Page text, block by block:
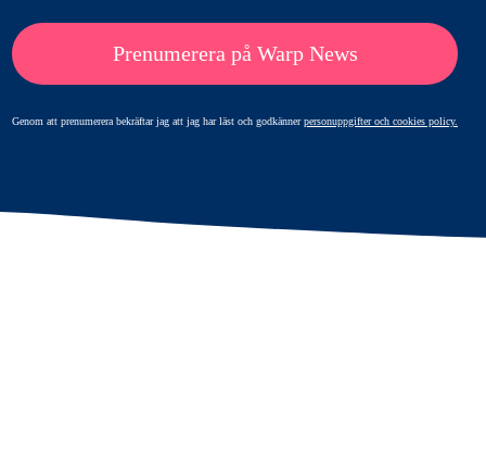
Prenumerera på Warp News
Genom att prenumerera bekräftar jag att jag har läst och godkännerpersonuppgifter och cookies policy.